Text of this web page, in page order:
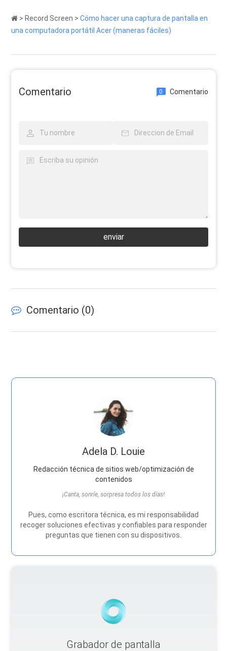
> Record Screen >Cómo hacer una captura de pantalla en
una computadora portátil Acer (maneras fáciles)
Comentario 0 Comentario
enviar
Comentario (0)
Adela D. Louie
Redacción técnica de sitios web/optimización de
contenidos
¡Canta, sonríe, sorpresa todos los días!
Pues, como escritora técnica, es mi responsabilidad
recoger soluciones efectivas y confiables para responder
preguntas que tienen con su dispositivos.
Grabador de pantalla